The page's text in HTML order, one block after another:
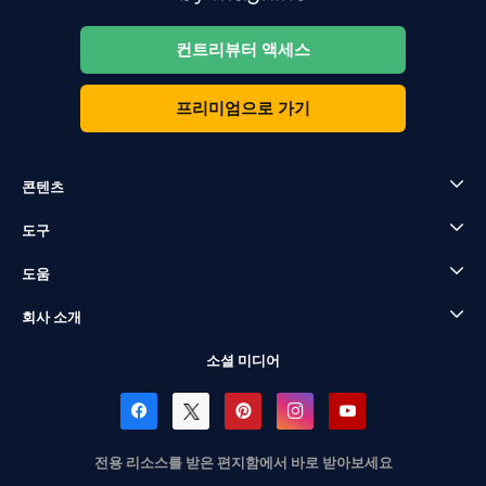
컨트리뷰터 액세스
프리미엄으로 가기
콘텐츠
도구
도움
회사 소개
소셜 미디어
전용 리소스를 받은 편지함에서 바로 받아보세요